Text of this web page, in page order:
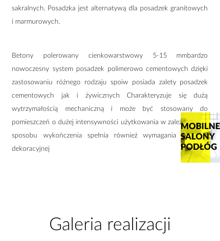
sakralnych. Posadzka jest alternatywą dla posadzek granitowych
i marmurowych.
Betony polerowany cienkowarstwowy 5-15 mmbardzo
nowoczesny system posadzek polimerowo cementowych dzięki
zastosowaniu różnego rodzaju spoiw posiada zalety posadzek
cementowych jak i żywicznych Charakteryzuje się dużą
wytrzymałością mechaniczną i może być stosowany do
pomieszczeń o dużej intensywności użytkowania w zależności od
sposobu wykończenia spełnia również wymagania posadzki
dekoracyjnej
Galeria realizacji